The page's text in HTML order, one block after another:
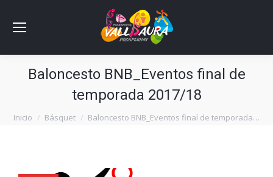
Baloncesto BNB_Eventos final de
temporada 2017/18
Estás aquí:
Inicio Básquet Baloncesto BNB_Eventos final de temporada…